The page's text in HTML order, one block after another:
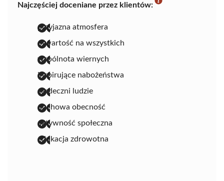
Najczęściej doceniane przez klientów:
przyjazna atmosfera
otwartość na wszystkich
wspólnota wiernych
inspirujące nabożeństwa
serdeczni ludzie
duchowa obecność
aktywność społeczna
edukacja zdrowotna